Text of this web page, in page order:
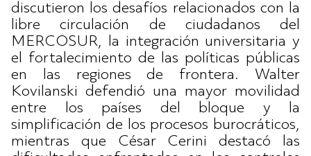
discutieron los desafíos relacionados con la
libre circulación de ciudadanos del
MERCOSUR, la integración universitaria y
el fortalecimiento de las políticas públicas
en las regiones de frontera. Walter
Kovilanski defendió una mayor movilidad
entre los países del bloque y la
simplificación de los procesos burocráticos,
mientras que César Cerini destacó las